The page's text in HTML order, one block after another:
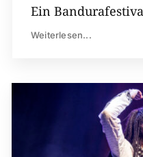
Ein
Weiterlesen...